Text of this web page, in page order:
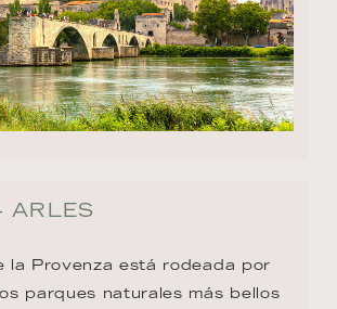
ARLES
la Provenza está rodeada por
parques naturales más bellos